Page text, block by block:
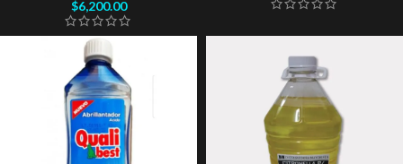
$6,200.00